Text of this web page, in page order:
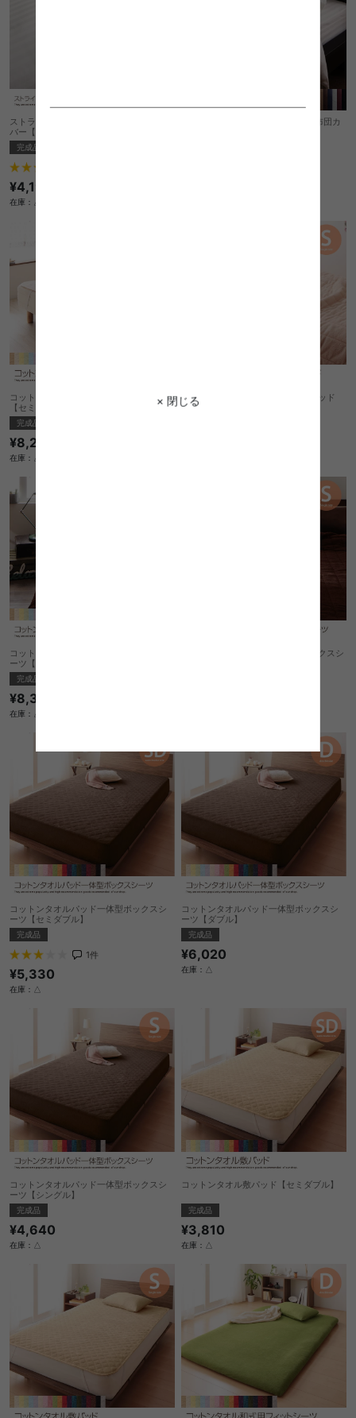
× 閉じる
ストライプサテンカバーリング 掛布団カ
バー【シングル】
完成品
¥4,190
在庫：△
ストライプサテンカバーリング 掛布団カ
コットンタオルキルトケット&敷パッド
【セミダブル】
完成品
¥8,230
在庫：△
コットンタオルキルトケット&敷パッド
【シングル】
コットンタオルキルトケット&ボックスシ
ーツ【セミダブル】
完成品
¥8,370
在庫：△
コットンタオルキルトケット&ボックスシ
コットンタオルパッド一体型ボックスシ
ーツ【セミダブル】
完成品
1件
¥5,330
在庫：△
コットンタオルパッド一体型ボックスシ
ーツ【ダブル】
完成品
¥6,020
在庫：△
コットンタオルパッド一体型ボックスシ
ーツ【シングル】
完成品
¥4,640
在庫：△
コットンタオル敷パッド【セミダブル】
完成品
¥3,810
在庫：△